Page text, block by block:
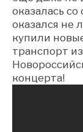
оказалась
оказался не
купили
транспорт
концерта!